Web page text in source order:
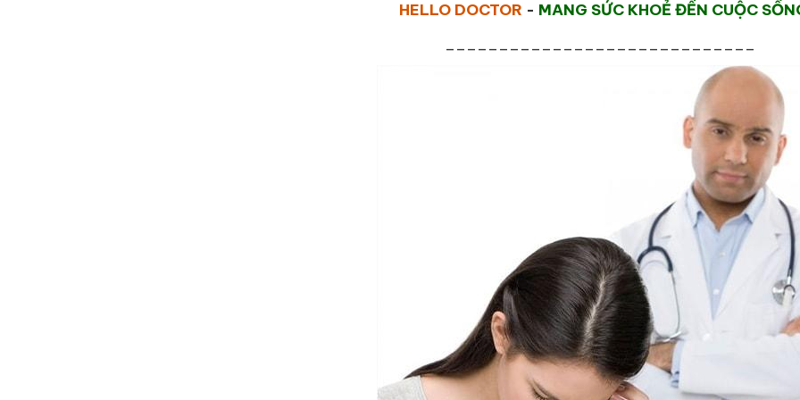
HELLO DOCTOR - MANG SỨC KHOẺ ĐẾN CUỘC